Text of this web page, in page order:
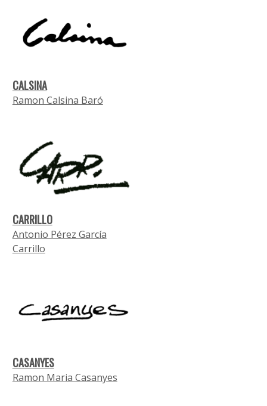
CALSINA
Ramon Calsina Baró
CARRILLO
Antonio Pérez García
Carrillo
CASANYES
Ramon Maria Casanyes